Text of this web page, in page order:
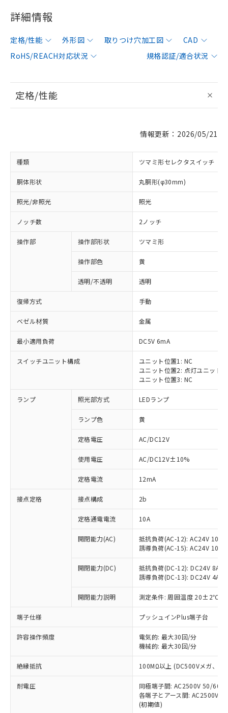
詳細情報
定格/性能 外形図 取りつけ穴加工図
CAD
RoHS/REACH対応状況
規格認証/適合状況
定格/性能
情報更新：2026/05/21
種類 ツマミ形セレクタスイッチ
胴体形状 丸胴形(φ30mm)
照光/非照光 照光
ノッチ数 2ノッチ
操作部 操作部形状 ツマミ形
操作部色 黄
透明/不透明 透明
復帰方式 手動
ベゼル材質 金属
最小適用負荷 DC5V 6mA
スイッチユニット構成
ユニット位置1: NC
ユニット位置2: 点灯ユニット
ユニット位置3: NC
ランプ 照光部方式 LEDランプ
ランプ色 黄
定格電圧 AC/DC12V
使用電圧 AC/DC12V±10%
定格電流 12mA
接点定格 接点構成 2b
定格通電電流 10A
開閉能力(AC)
抵抗負荷(AC-12): AC24V 10A/
誘導負荷(AC-15): AC24V
開閉能力(DC)
抵抗負荷(DC-12): DC24V 8A/
誘導負荷(DC-13): DC24V 4A/
開閉能力説明 測定条件: 周囲温度 20±2℃、
端子仕様 プッシュインPlus端子台
許容操作頻度
電気的: 最大30回/分
機械的: 最大30回/分
絶縁抵抗 100MΩ以上 (DC500Vメガ、点
耐電圧
同極端子間: AC2500V 50/
各端子とアース間: AC2500V
(初期値)
ご利用条件
以下の条件をお読みいただき、同意のうえ
ご利用ください。
本サービスは、当社制御機器事業取扱
商品の当社在庫状況および標準価格
(税抜)を提供させていただくもので
当社制御機器事業取扱商品の中には、
本サービスの対象外となる商品もある
ことをご了承ください。
在庫状況および標準価格照会結果は、
記載している更新日時点での社内デー
タに基づき作成されるものであり、閲
覧された時点での実際の在庫および標
準価格とは異なる場合があることをご
※1 対応状況
対応済み：EU RoHS指令（10物質）の
非含有に対応した製品が提供可能な商品で
す。
対応予定：EU RoHS指令（10物質）の非含
有に対応した製品に切り替える予定のある
対応予定なし：EU RoHS指令（10物質）の
非含有に非対応の商品で、対応品を出す予
定はありません。
調査・確認中：EU RoHS指令（10物質）の
非含有の対応状況を調査中または確認中の
非該当品：ライセンス料など無形物で、有
害物質有無と関係のない商品です。
仕入先様の事情により、非含有部品として
いたものが、含有品と判明した場合などや
むを得ず変更することがあります。
六価クロム(Cr(Ⅵ)) 1000ppm以下、ポリ臭化ビフェニル
類(PBB) 1000ppm以下、ポリ臭化ジフェニルエーテル類
「○」：最大均質材料含有率が中国RoHSの
基準値以下であることを示します。
「×」：最大均質材料含有率が中国RoHSの
基準値を超えていることを示します。
「－」：未確認です。当社販売部門へお問
*中国RoHS10物質の基準値 (GB/T26572)：
Pb(鉛) :1000ppm、 Hg(水銀) : 1000ppm、 Cd(カドミウ
Cr(Ⅵ)(六価クロム) : 1000ppm、 PBBs(ポリ臭化ビフェ
当社は、これら貴社製品のうち、外国
為替および外国貿易法に定める商品
（以下｢規制貨物等」という）を輸出
または国外への提供する場合は、日本
国政府の輸出許可(または役務取引許
可)を取得するなどの必要な手続きを